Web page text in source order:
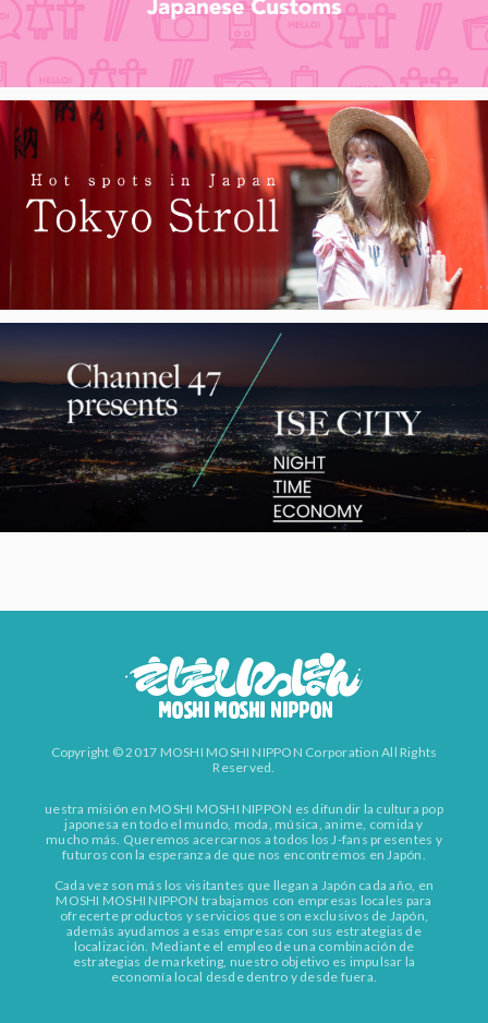
Copyright © 2017 MOSHI MOSHI NIPPON Corporation All Rights
Reserved.
uestra misión en MOSHI MOSHI NIPPON es difundir la cultura pop
japonesa en todo el mundo, moda, música, anime, comida y
mucho más. Queremos acercarnos a todos los J-fans presentes y
futuros con la esperanza de que nos encontremos en Japón.
Cada vez son más los visitantes que llegan a Japón cada año, en
MOSHI MOSHI NIPPON trabajamos con empresas locales para
ofrecerte productos y servicios que son exclusivos de Japón,
además ayudamos a esas empresas con sus estrategias de
localización. Mediante el empleo de una combinación de
estrategias de marketing, nuestro objetivo es impulsar la
economía local desde dentro y desde fuera.